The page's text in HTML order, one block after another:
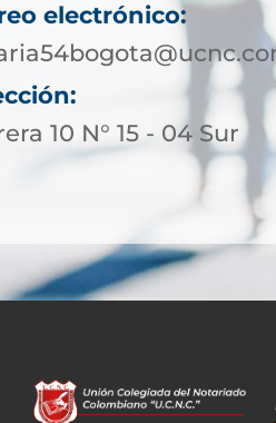
electrónico:
10 N° 15 - 04 Sur